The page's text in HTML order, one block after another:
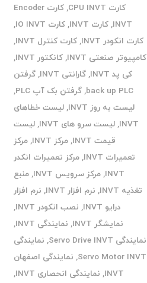
کارت CPU INVT
,
کارت Encoder
INVT
,کارت INVT ,کارت IO INVT
,
کارت انکودر INVT
,کارت کنترل INVT
,
کامپیوتر صنعتی INVT
,کانکتور INVT
,
کی پد INVT
,گارانتی INVT ,گرفتن
back up PLC
,گرفتن بک آپ PLC
,
لیست به روز INVT
,لیست خطاهای
INVT
,لیست سرو های INVT ,لیست
قیمت INVT
,مرکز INVT ,مرکز
تعمیرات INVT
,مرکز تعمیرات انکدر
INVT
,مرکز سرویس INVT ,منبع
تغذیه INVT
, نرم افزار INVT , نرم افزار
درایو INVT
, نصب انکودر INVT
,
نمایشگر INVT
, نمایندگی INVT
,
نمایندگی Servo Drive INVT
, نمایندگی
Servo Motor INVT
, نمایندگی اصفهان
INVT
, نمایندگی انحصاری INVT
,